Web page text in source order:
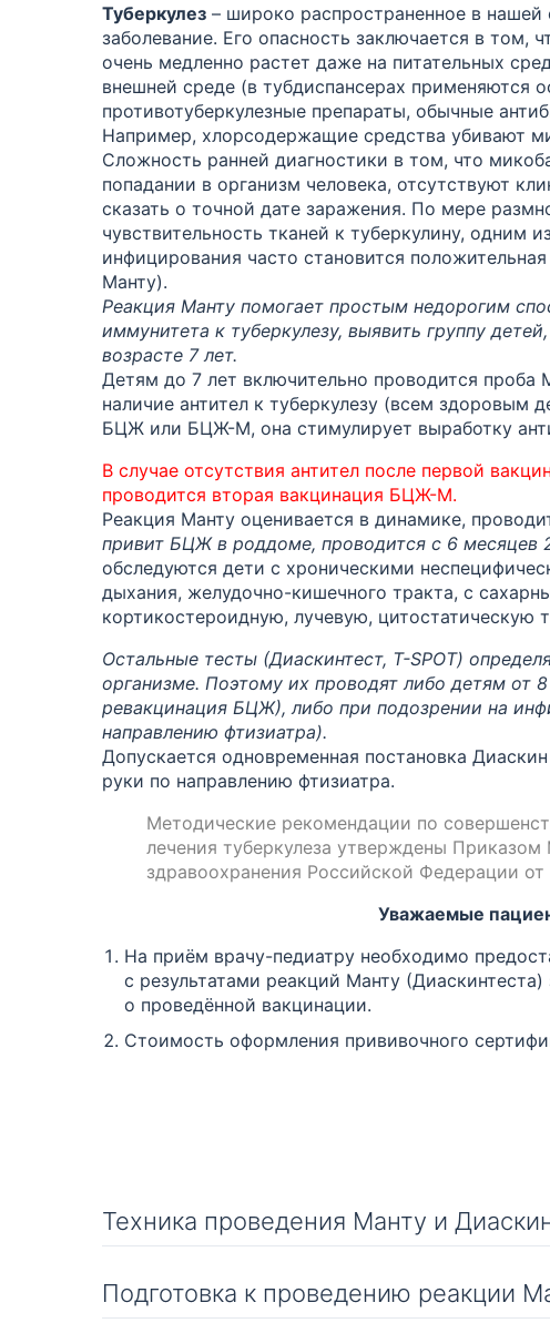
Туберкулез – широко распространенное в нашей
заболевание. Его опасность заключается в том,
очень медленно растет даже на питательных
внешней среде (в тубдиспансерах применяются
противотуберкулезные препараты, обычные
Например, хлорсодержащие средства убивают
Сложность ранней диагностики в том, что
попадании в организм человека, отсутствуют
сказать о точной дате заражения. По мере
чувствительность тканей к туберкулину, одним
инфицирования часто становится
Манту).
Реакция Манту помогает простым недорогим
иммунитета к туберкулезу, выявить группу
возрасте 7 лет.
Детям до 7 лет включительно проводится проба
наличие антител к туберкулезу (всем здоровым
БЦЖ или БЦЖ-М, она стимулирует выработку
В случае отсутствия антител после первой
проводится вторая вакцинация БЦЖ-М.
Реакция Манту оценивается в динамике,
привит БЦЖ в роддоме, проводится с 6 месяцев
обследуются дети с хроническими
дыхания, желудочно-кишечного тракта, с
кортикостероидную, лучевую,
Остальные тесты (Диаскинтест, T-SPOT)
организме. Поэтому их проводят либо детям от
ревакцинация БЦЖ), либо при подозрении на
направлению фтизиатра).
Допускается одновременная постановка
руки по направлению фтизиатра.
Методические рекомендации по
лечения туберкулеза утверждены Приказом
здравоохранения Российской Федерации от
Уважаемые
На приём врачу-педиатру необходимо
с результатами реакций Манту
о проведённой вакцинации.
Стоимость оформления прививочного
Техника проведения Манту и
сестра, прошедшая инструктаж в
и имеющая допуск к постановке внутрикожных
Подготовка к проведению реакции